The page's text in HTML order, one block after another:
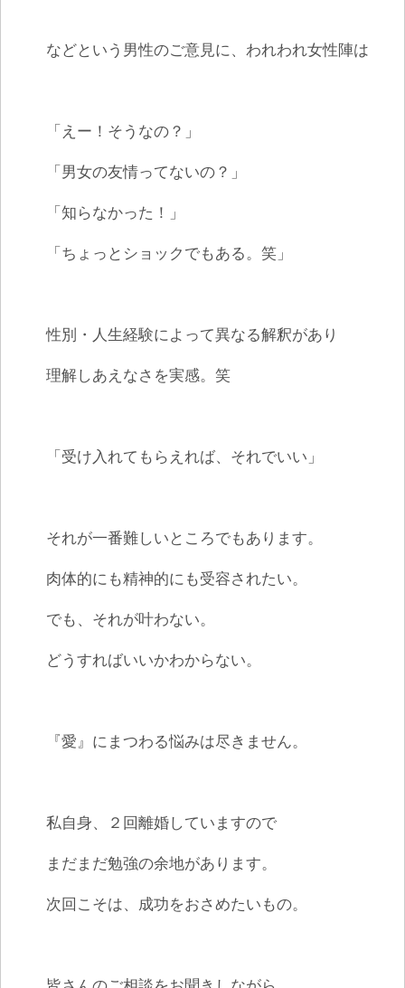
などという男性のご意見に、われわれ女性陣は
「えー！そうなの？」
「男女の友情ってないの？」
「知らなかった！」
「ちょっとショックでもある。笑」
性別・人生経験によって異なる解釈があり
理解しあえなさを実感。笑
「受け入れてもらえれば、それでいい」
それが一番難しいところでもあります。
肉体的にも精神的にも受容されたい。
でも、それが叶わない。
どうすればいいかわからない。
『愛』にまつわる悩みは尽きません。
私自身、２回離婚していますので
まだまだ勉強の余地があります。
次回こそは、成功をおさめたいもの。